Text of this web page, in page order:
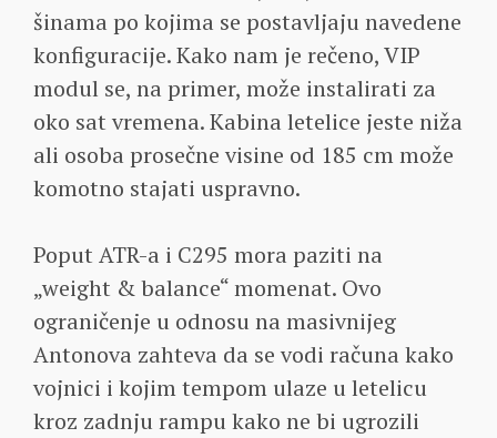
šinama po kojima se postavljaju navedene
konfiguracije. Kako nam je rečeno, VIP
modul se, na primer, može instalirati za
oko sat vremena. Kabina letelice jeste niža
ali osoba prosečne visine od 185 cm može
komotno stajati uspravno.
Poput ATR-a i C295 mora paziti na
„weight & balance“ momenat. Ovo
ograničenje u odnosu na masivnijeg
Antonova zahteva da se vodi računa kako
vojnici i kojim tempom ulaze u letelicu
kroz zadnju rampu kako ne bi ugrozili